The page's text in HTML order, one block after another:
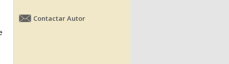
Contactar Autor